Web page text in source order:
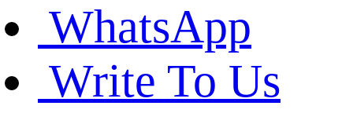
WhatsApp
Write To Us